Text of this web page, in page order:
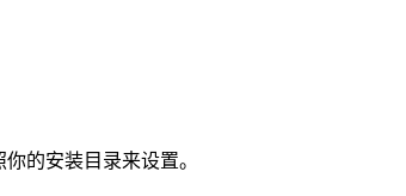
的安装目录来设置。